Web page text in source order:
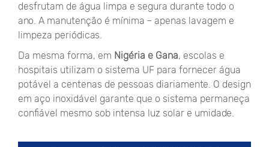
desfrutam de água limpa e segura durante todo o
ano. A manutenção é mínima – apenas lavagem e
limpeza periódicas.
Da mesma forma, em Nigéria e Gana, escolas e
hospitais utilizam o sistema UF para fornecer água
potável a centenas de pessoas diariamente. O design
em aço inoxidável garante que o sistema permaneça
confiável mesmo sob intensa luz solar e umidade.